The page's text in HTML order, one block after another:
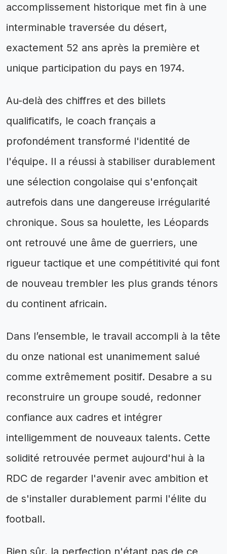
accomplissement historique met fin à une
interminable traversée du désert,
exactement 52 ans après la première et
unique participation du pays en 1974.
Au-delà des chiffres et des billets
qualificatifs, le coach français a
profondément transformé l'identité de
l'équipe. Il a réussi à stabiliser durablement
une sélection congolaise qui s'enfonçait
autrefois dans une dangereuse irrégularité
chronique. Sous sa houlette, les Léopards
ont retrouvé une âme de guerriers, une
rigueur tactique et une compétitivité qui font
de nouveau trembler les plus grands ténors
du continent africain.
Dans l’ensemble, le travail accompli à la tête
du onze national est unanimement salué
comme extrêmement positif. Desabre a su
reconstruire un groupe soudé, redonner
confiance aux cadres et intégrer
intelligemment de nouveaux talents. Cette
solidité retrouvée permet aujourd'hui à la
RDC de regarder l'avenir avec ambition et
de s'installer durablement parmi l'élite du
football.
Bien sûr, la perfection n'étant pas de ce